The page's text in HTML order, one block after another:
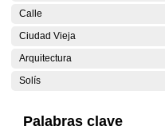
Calle
Ciudad Vieja
Arquitectura
Solís
Palabras clave